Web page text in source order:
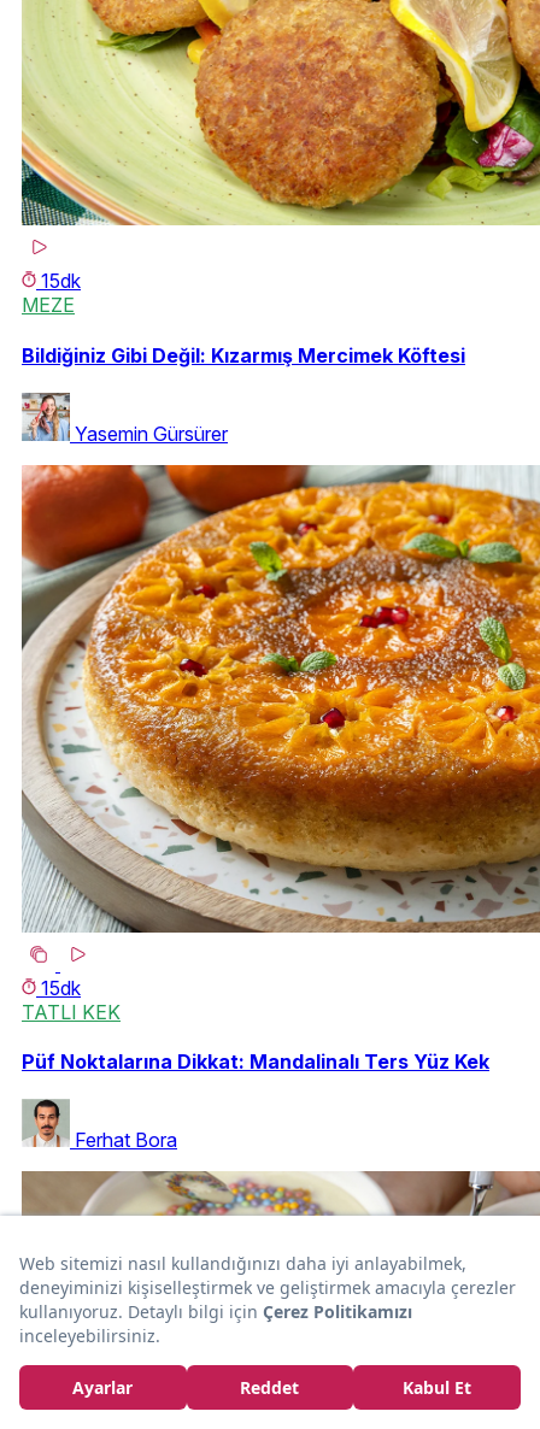
15dk
MEZE
Bildiğiniz Gibi Değil: Kızarmış Mercimek Köftesi
Yasemin Gürsürer
15dk
TATLI KEK
Püf Noktalarına Dikkat: Mandalinalı Ters Yüz Kek
Ferhat Bora